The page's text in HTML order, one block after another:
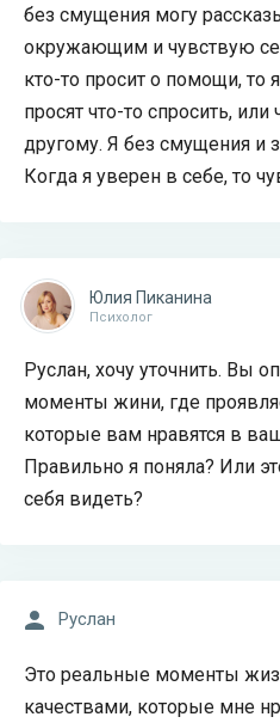
без смущения могу
окружающим и чувствую
кто-то просит о помощи, то
просят что-то спросить, или
другому. Я без смущения и
Когда я уверен в себе, то
Юлия Пиканина
Психолог
Руслан, хочу уточнить. Вы
моменты жини, где
которые вам нравятся в
Правильно я поняла? Или
себя видеть?
Руслан
Это реальные моменты
качествами, которые мне